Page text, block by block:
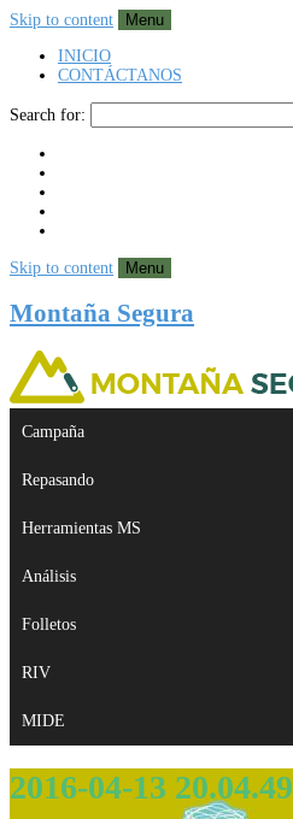
Skip to content
Menu
INICIO
CONTÁCTANOS
Search for:
Skip to content Menu
Montaña Segura
Campaña
Repasando
Herramientas MS
Análisis
Folletos
RIV
MIDE
2016-04-13 20.04.49